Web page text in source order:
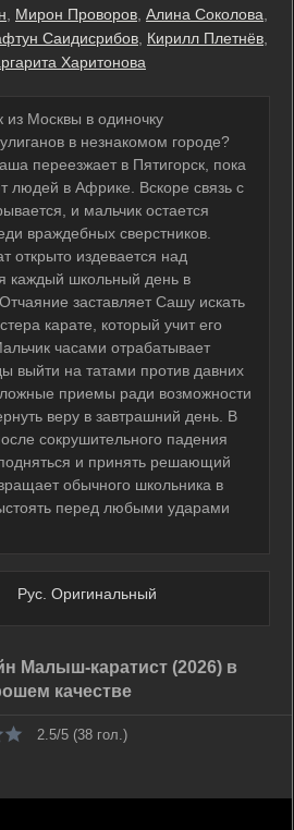
Мирон Проворов Алина Соколова
Саидисрибов Кирилл Плетнёв
Харитонова
Москвы в одиночку
в незнакомом городе?
переезжает в Пятигорск, пока
людей в Африке. Вскоре связь с
и мальчик остается
враждебных сверстников.
открыто издевается над
каждый школьный день в
заставляет Сашу искать
карате, который учит его
часами отрабатывает
выйти на татами против давних
приемы ради возможности
веру в завтрашний день. В
сокрушительного падения
и принять решающий
обычного школьника в
перед любыми ударами
Рус. Оригинальный
Малыш-каратист (2026) в
качестве
2.5/5 (38 гол.)